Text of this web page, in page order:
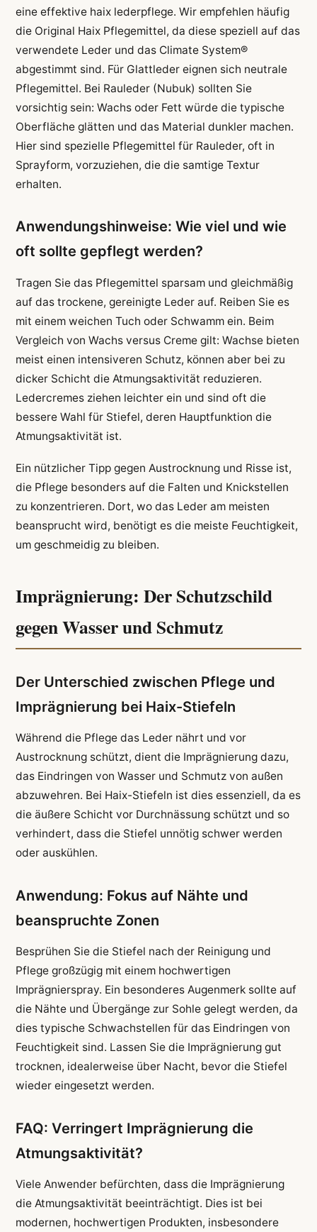
eine effektive haix lederpflege. Wir empfehlen häufig
die Original Haix Pflegemittel, da diese speziell auf das
verwendete Leder und das Climate System®
abgestimmt sind. Für Glattleder eignen sich neutrale
Pflegemittel. Bei Rauleder (Nubuk) sollten Sie
vorsichtig sein: Wachs oder Fett würde die typische
Oberfläche glätten und das Material dunkler machen.
Hier sind spezielle Pflegemittel für Rauleder, oft in
Sprayform, vorzuziehen, die die samtige Textur
erhalten.
Anwendungshinweise: Wie viel und wie
oft sollte gepflegt werden?
Tragen Sie das Pflegemittel sparsam und gleichmäßig
auf das trockene, gereinigte Leder auf. Reiben Sie es
mit einem weichen Tuch oder Schwamm ein. Beim
Vergleich von Wachs versus Creme gilt: Wachse bieten
meist einen intensiveren Schutz, können aber bei zu
dicker Schicht die Atmungsaktivität reduzieren.
Ledercremes ziehen leichter ein und sind oft die
bessere Wahl für Stiefel, deren Hauptfunktion die
Atmungsaktivität ist.
Ein nützlicher Tipp gegen Austrocknung und Risse ist,
die Pflege besonders auf die Falten und Knickstellen
zu konzentrieren. Dort, wo das Leder am meisten
beansprucht wird, benötigt es die meiste Feuchtigkeit,
um geschmeidig zu bleiben.
Imprägnierung: Der Schutzschild
gegen Wasser und Schmutz
Der Unterschied zwischen Pflege und
Imprägnierung bei Haix-Stiefeln
Während die Pflege das Leder nährt und vor
Austrocknung schützt, dient die Imprägnierung dazu,
das Eindringen von Wasser und Schmutz von außen
abzuwehren. Bei Haix-Stiefeln ist dies essenziell, da es
die äußere Schicht vor Durchnässung schützt und so
verhindert, dass die Stiefel unnötig schwer werden
oder auskühlen.
Anwendung: Fokus auf Nähte und
beanspruchte Zonen
Besprühen Sie die Stiefel nach der Reinigung und
Pflege großzügig mit einem hochwertigen
Imprägnierspray. Ein besonderes Augenmerk sollte auf
die Nähte und Übergänge zur Sohle gelegt werden, da
dies typische Schwachstellen für das Eindringen von
Feuchtigkeit sind. Lassen Sie die Imprägnierung gut
trocknen, idealerweise über Nacht, bevor die Stiefel
wieder eingesetzt werden.
FAQ: Verringert Imprägnierung die
Atmungsaktivität?
Viele Anwender befürchten, dass die Imprägnierung
die Atmungsaktivität beeinträchtigt. Dies ist bei
modernen, hochwertigen Produkten, insbesondere